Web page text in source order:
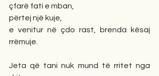
çfarë fati e mban,
përtej një kuje,
e venitur në çdo rast, brenda kësaj
rrëmuje.
Jeta që tani nuk mund të rritet nga